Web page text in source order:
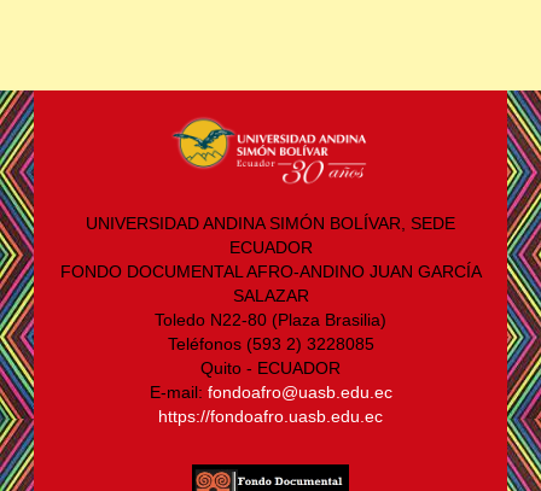
UNIVERSIDAD ANDINA SIMÓN BOLÍVAR, SEDE
ECUADOR
FONDO DOCUMENTAL AFRO-ANDINO JUAN GARCÍA
SALAZAR
Toledo N22-80 (Plaza Brasilia)
Teléfonos (593 2) 3228085
Quito - ECUADOR
E-mail: fondoafro@uasb.edu.ec
https://fondoafro.uasb.edu.ec